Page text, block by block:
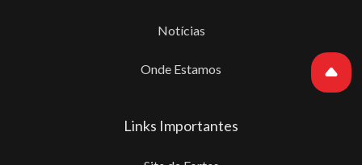
Notícias
Onde Estamos
Links Importantes